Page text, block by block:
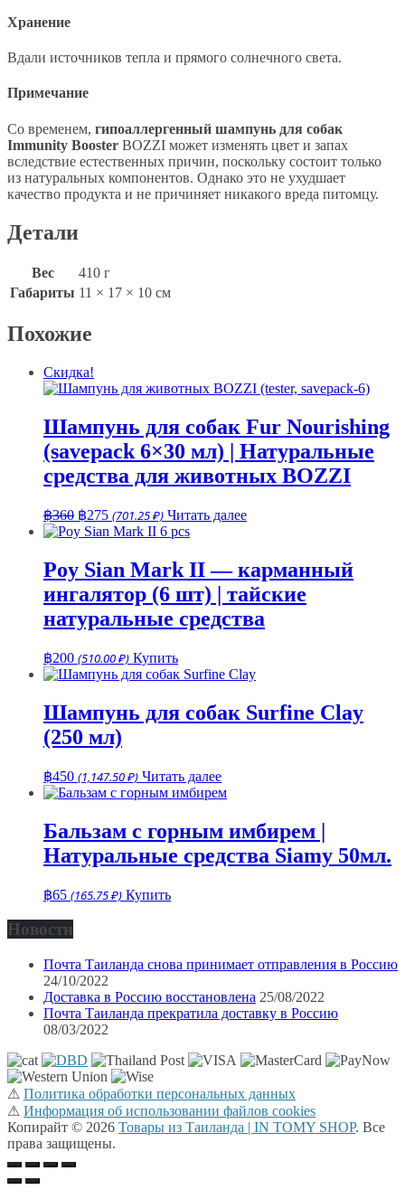
Хранение
Вдали источников тепла и прямого солнечного света.
Примечание
Со временем, гипоаллергенный шампунь для собак
Immunity Booster BOZZI может изменять цвет и запах
вследствие естественных причин, поскольку состоит только
из натуральных компонентов. Однако это не ухудшает
качество продукта и не причиняет никакого вреда питомцу.
Детали
Вес
410 г
Габариты 11 × 17 × 10 см
Похожие
Скидка!
Шампунь для собак Fur Nourishing
(savepack 6×30 мл) | Натуральные
средства для животных BOZZI
฿360 Первоначальная
цена
฿360.
฿275Текущая
цена:
(701.25 ₽) Читать далее
Poy Sian Mark II — карманный
ингалятор (6 шт) | тайские
натуральные средства
฿200 (510.00 ₽) Купить
Шампунь для собак Surfine Clay
(250 мл)
฿450 (1,147.50 ₽) Читать далее
Бальзам с горным имбирем |
Натуральные средства Siamy 50мл.
฿65 (165.75 ₽) Купить
Новости
Почта Таиланда снова принимает отправления в Россию
24/10/2022
Доставка в Россию восстановлена 25/08/2022
Почта Таиланда прекратила доставку в Россию
08/03/2022
⚠ Политика обработки персональных данных
⚠ Информация об использовании файлов cookies
Копирайт © 2026 Товары из Таиланда | IN TOMY SHOP. Все
права защищены.